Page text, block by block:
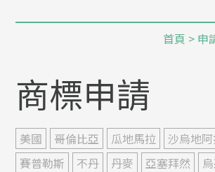
首頁 > 申
商標申請
美國 哥倫比亞 瓜地馬拉
沙烏地
賽普勒斯
不丹 丹麥 亞塞拜然